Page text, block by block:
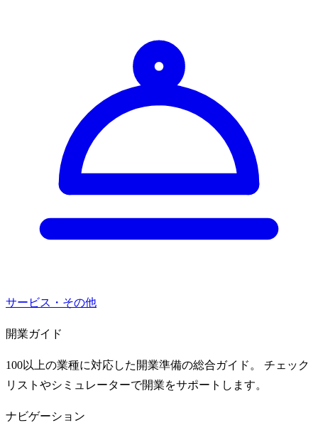
サービス・その他
開業ガイド
100以上の業種に対応した開業準備の総合ガイド。 チェック
リストやシミュレーターで開業をサポートします。
ナビゲーション